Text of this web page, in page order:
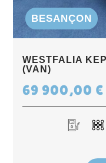
BESANÇON
WESTFALIA
(VAN)
69 900,00 €